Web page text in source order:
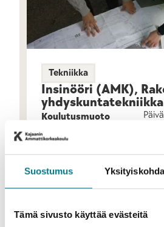
Suostumus
Tämä sivusto käyttää evästeitä
Tekniikka
Insinööri (AMK),
yhdyskunta­tekniikka
Koulutusmuoto
Koulutuspaikka
LISÄÄ TIETOA